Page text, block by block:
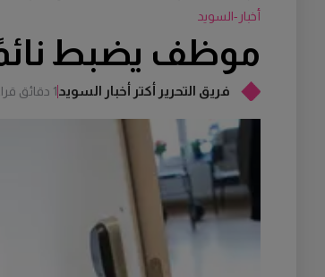
فريق التحرير أكتر أخبار السويد1 دقائق قراءة
موظف يضبط نائمًا
أخبار-السويد